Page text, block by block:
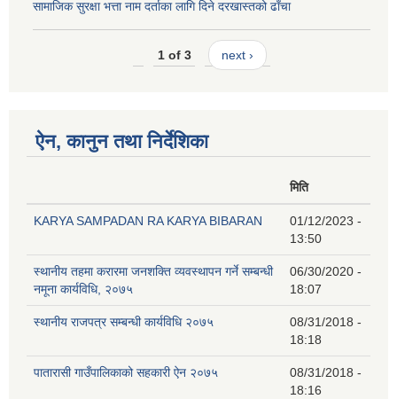
सामाजिक सुरक्षा भत्ता नाम दर्ताका लागि दिने दरखास्तको ढाँचा
1 of 3 next ›
ऐन, कानुन तथा निर्देशिका
मिति
KARYA SAMPADAN RA KARYA BIBARAN
01/12/2023 -
13:50
स्थानीय तहमा करारमा जनशक्ति व्यवस्थापन गर्ने सम्बन्धी
नमूना कार्यविधि, २०७५
06/30/2020 -
18:07
स्थानीय राजपत्र सम्बन्धी कार्यविधि २०७५
08/31/2018 -
18:18
पातारासी गाउँपालिकाको सहकारी ऐन २०७५
08/31/2018 -
18:16